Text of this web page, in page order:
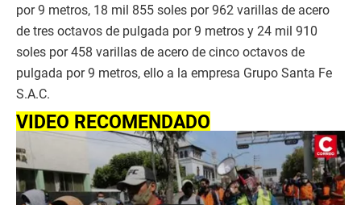
por 9 metros, 18 mil 855 soles por 962 varillas de acero
de tres octavos de pulgada por 9 metros y 24 mil 910
soles por 458 varillas de acero de cinco octavos de
pulgada por 9 metros, ello a la empresa Grupo Santa Fe
S.A.C.
VIDEO RECOMENDADO